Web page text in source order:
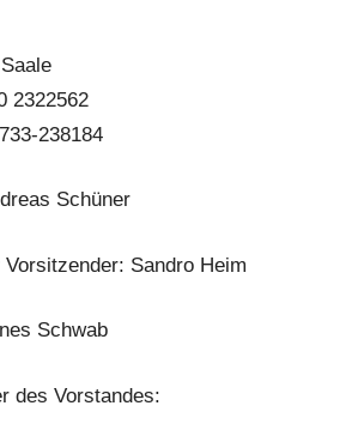
2322562
238184
Schüner
Sandro Heim
Schwab
des Vorstandes: